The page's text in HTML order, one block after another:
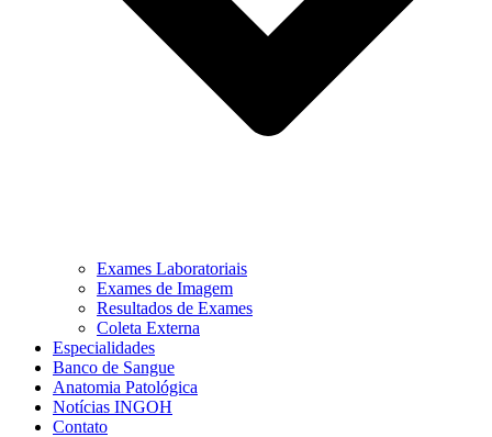
Exames Laboratoriais
Exames de Imagem
Resultados de Exames
Coleta Externa
Especialidades
Banco de Sangue
Anatomia Patológica
Notícias INGOH
Contato